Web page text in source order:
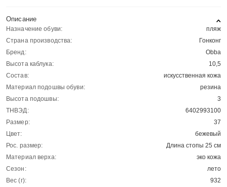
Описание
Назначение обуви:
пляж
Страна производства:
Гонконг
Бренд:
Obba
Высота каблука:
10,5
Состав:
искусственная кожа
Материал подошвы обуви:
резина
Высота подошвы:
3
ТНВЭД:
6402993100
Размер:
37
Цвет:
бежевый
Рос. размер:
Длина стопы 25 см
Материал верха:
эко кожа
Сезон:
лето
Вес (г):
932